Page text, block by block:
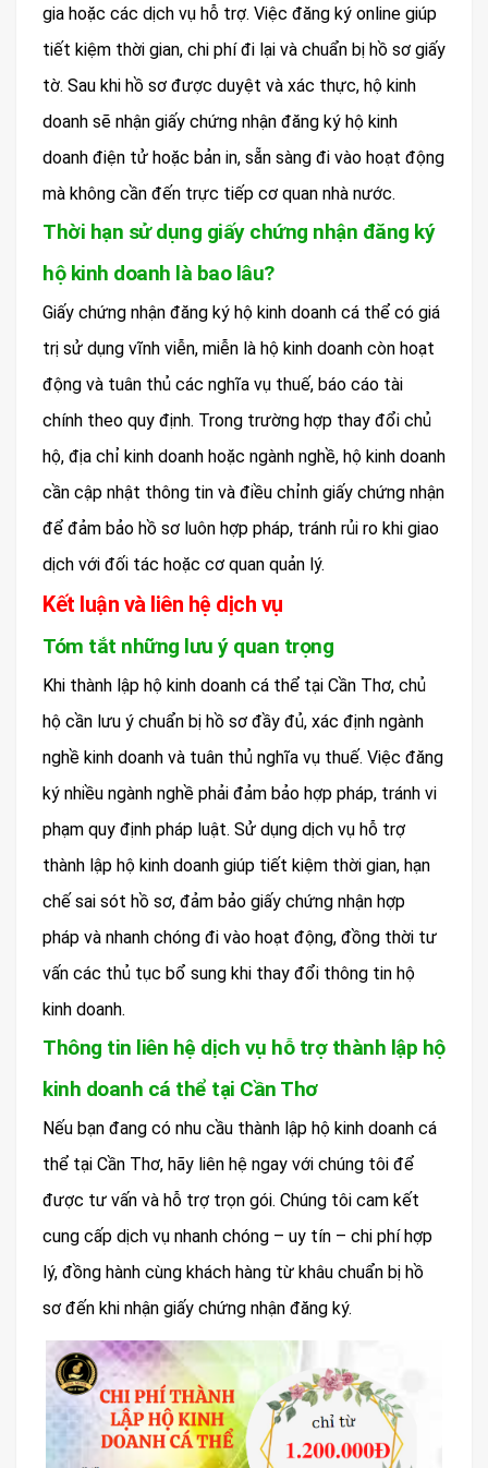
gia hoặc các dịch vụ hỗ trợ. Việc đăng ký online giúp
tiết kiệm thời gian, chi phí đi lại và chuẩn bị hồ sơ giấy
tờ. Sau khi hồ sơ được duyệt và xác thực, hộ kinh
doanh sẽ nhận giấy chứng nhận đăng ký hộ kinh
doanh điện tử hoặc bản in, sẵn sàng đi vào hoạt động
mà không cần đến trực tiếp cơ quan nhà nước.
Thời hạn sử dụng giấy chứng nhận đăng ký
hộ kinh doanh là bao lâu?
Giấy chứng nhận đăng ký hộ kinh doanh cá thể có giá
trị sử dụng vĩnh viễn, miễn là hộ kinh doanh còn hoạt
động và tuân thủ các nghĩa vụ thuế, báo cáo tài
chính theo quy định. Trong trường hợp thay đổi chủ
hộ, địa chỉ kinh doanh hoặc ngành nghề, hộ kinh doanh
cần cập nhật thông tin và điều chỉnh giấy chứng nhận
để đảm bảo hồ sơ luôn hợp pháp, tránh rủi ro khi giao
dịch với đối tác hoặc cơ quan quản lý.
Kết luận và liên hệ dịch vụ
Tóm tắt những lưu ý quan trọng
Khi thành lập hộ kinh doanh cá thể tại Cần Thơ, chủ
hộ cần lưu ý chuẩn bị hồ sơ đầy đủ, xác định ngành
nghề kinh doanh và tuân thủ nghĩa vụ thuế. Việc đăng
ký nhiều ngành nghề phải đảm bảo hợp pháp, tránh vi
phạm quy định pháp luật. Sử dụng dịch vụ hỗ trợ
thành lập hộ kinh doanh giúp tiết kiệm thời gian, hạn
chế sai sót hồ sơ, đảm bảo giấy chứng nhận hợp
pháp và nhanh chóng đi vào hoạt động, đồng thời tư
vấn các thủ tục bổ sung khi thay đổi thông tin hộ
kinh doanh.
Thông tin liên hệ dịch vụ hỗ trợ thành lập hộ
kinh doanh cá thể tại Cần Thơ
Nếu bạn đang có nhu cầu thành lập hộ kinh doanh cá
thể tại Cần Thơ, hãy liên hệ ngay với chúng tôi để
được tư vấn và hỗ trợ trọn gói. Chúng tôi cam kết
cung cấp dịch vụ nhanh chóng – uy tín – chi phí hợp
lý, đồng hành cùng khách hàng từ khâu chuẩn bị hồ
sơ đến khi nhận giấy chứng nhận đăng ký.